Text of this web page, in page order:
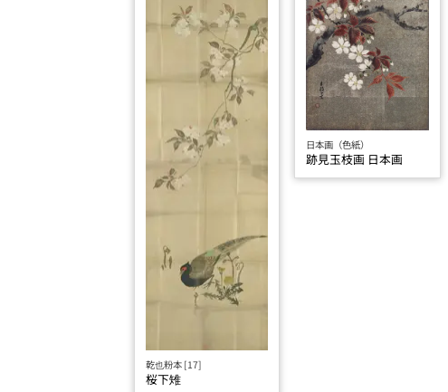
乾也粉本 [17]
桜下雉
日本画（色紙）
跡見玉枝画 日本画